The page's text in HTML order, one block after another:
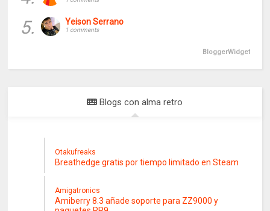
5. Yeison Serrano
1 comments
BloggerWidget
Blogs con alma retro
Otakufreaks
Breathedge gratis por tiempo limitado en Steam
Amigatronics
Amiberry 8.3 añade soporte para ZZ9000 y